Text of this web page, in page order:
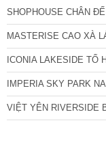
SHOPHOUSE CHÂN
MASTERISE CAO XÀ
ICONIA LAKESIDE TỐ
IMPERIA SKY PARK
VIỆT YÊN RIVERSIDE